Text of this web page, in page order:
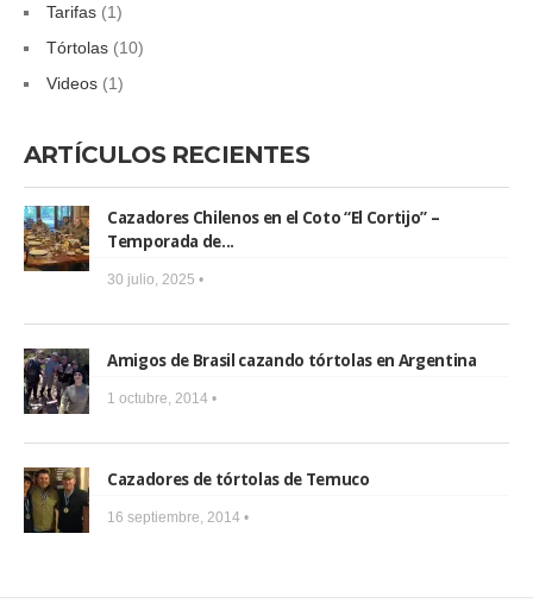
Tarifas (1)
Tórtolas (10)
Videos (1)
ARTÍCULOS RECIENTES
Cazadores Chilenos en el Coto “El Cortijo” –
Temporada de...
30 julio, 2025 •
Amigos de Brasil cazando tórtolas en Argentina
1 octubre, 2014 •
Cazadores de tórtolas de Temuco
16 septiembre, 2014 •